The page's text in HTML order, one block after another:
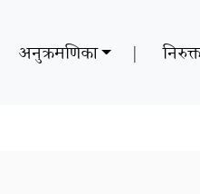
अनुक्रमणिका |